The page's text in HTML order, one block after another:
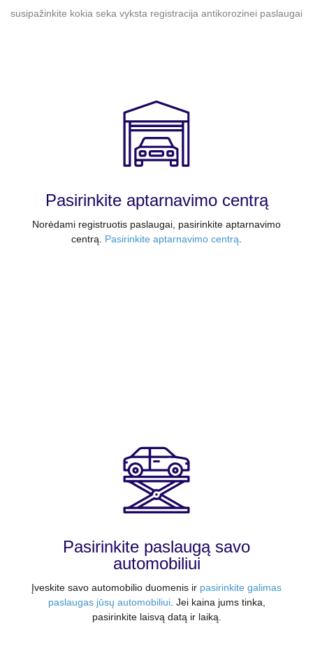
susipažinkite kokia seka vyksta registracija antikorozinei paslaugai
Pasirinkite aptarnavimo centrą
Norėdami registruotis paslaugai, pasirinkite aptarnavimo
centrą. Pasirinkite aptarnavimo centrą
Pasirinkite paslaugą savo
automobiliui
Įveskite savo automobilio duomenis ir pasirinkite galimas
paslaugas jūsų automobiliui. Jei kaina jums tinka,
pasirinkite laisvą datą ir laiką.